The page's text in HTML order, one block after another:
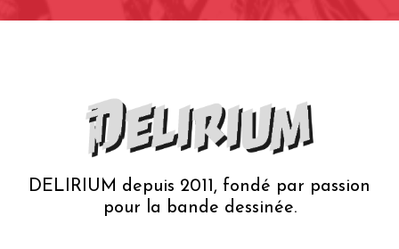
DELIRIUM depuis 2011, fondé par passion
pour la bande dessinée.